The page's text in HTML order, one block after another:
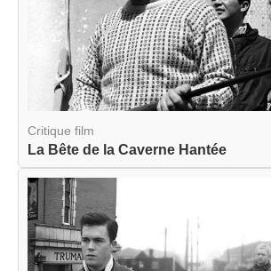
Critique film
La Bête de la Caverne Hantée